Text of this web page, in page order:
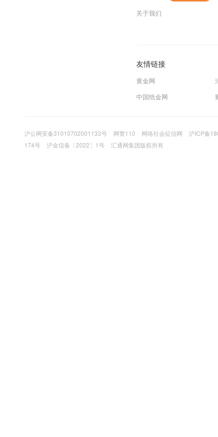
关于我们
友情链接
黄金网
中国纸金网
沪公网安备31010702001133号 网警110 网络社会征信网
沪ICP备
174号
沪金信备〔2022〕1号 汇通网集团版权所有